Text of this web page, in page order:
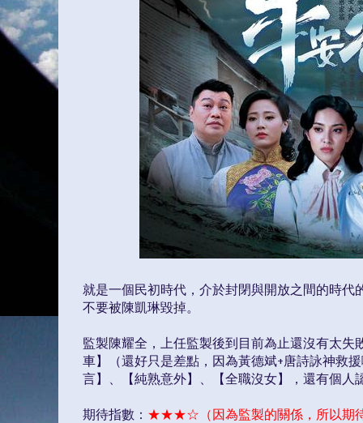
就是一個民初時代，介於封閉與開放之間的時
不要被陳凱琳毀掉。
監製陳耀全，上任監製後到目前為止還沒有太
車】（還好只是差點，因為黃德斌+唐詩詠神救
言】、【純熟意外】、【全職沒女】，還有個人
期待指數： ★★★☆ （因為監製的關係，所以期